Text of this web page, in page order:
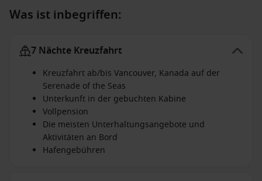
Was ist inbegriffen:
7 Nächte Kreuzfahrt
Kreuzfahrt ab/bis Vancouver, Kanada auf der
Serenade of the Seas
Unterkunft in der gebuchten Kabine
Vollpension
Die meisten Unterhaltungsangebote und
Aktivitäten an Bord
Hafengebühren